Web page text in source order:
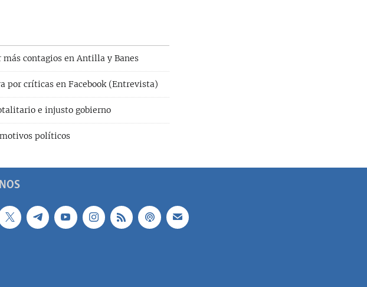
contagios en Antilla y Banes
por críticas en Facebook (Entrevista)
e injusto gobierno
políticos